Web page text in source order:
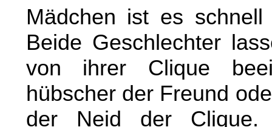
Mädchen ist es
Beide Geschlechter
von ihrer Clique
hübscher der Freund
der Neid der Clique.